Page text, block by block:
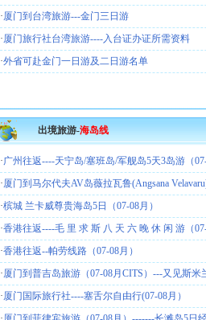
·厦门到台湾旅游---金门三日游
·厦门旅行社台湾旅游----入台证办证所需资料
·外省可赴金门一日游及二日游名单
出境旅游-海岛线
·广州往返----天宁岛/塞班岛/军舰岛5天3岛游（
·厦门到马尔代夫AV岛薇拉瓦鲁(Angsana
·槟城 兰卡威尊贵海岛5日（07-08月）
·香港往返----毛 里 求 斯 八 天 六 晚 休 闲 游（
·香港往返--帕劳线路（07-08月）
·厦门到普吉岛旅游（07-08月CITS）---又见斯
·厦门国际旅行社----塞舌尔自由行(07-08月）